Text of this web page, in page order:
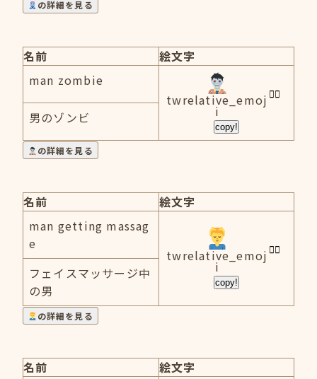
の詳細を見る
名前
絵文字
man zombie
twrelative_emoj
i
copy!
男のゾンビ
の詳細を見る
名前
絵文字
man getting massag
e
twrelative_emoj
i
copy!
フェイスマッサージ中
の男
の詳細を見る
名前
絵文字